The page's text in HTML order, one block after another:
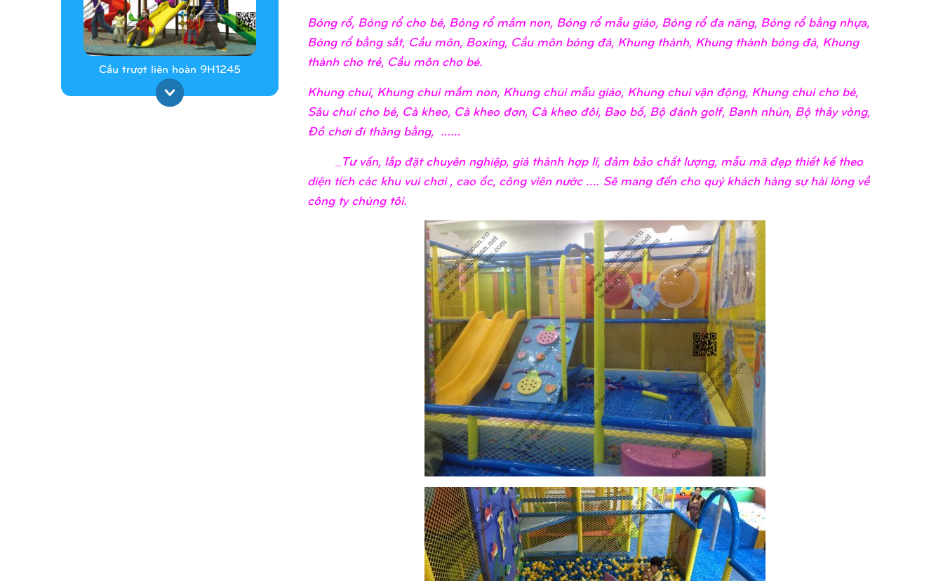
Cầu trượt liên hoàn 9H1245
Bóng rổ, Bóng rổ cho bé, Bóng rổ mầm non, Bóng rổ mẫu giáo, Bóng rổ đa năng, Bóng rổ bằng nhựa,
Bóng rổ bằng sắt, Cầu môn, Boxing, Cầu môn bóng đá, Khung thành, Khung thành bóng đá, Khung
thành cho trẻ, Cầu môn cho bé.
Khung chui, Khung chui mầm non, Khung chui mẫu giáo, Khung chui vận động, Khung chui cho bé,
Sâu chui cho bé, Cà kheo, Cà kheo đơn, Cà kheo đôi, Bao bố, Bộ đánh golf, Banh nhún, Bộ thảy vòng,
Đồ chơi đi thăng bằng, ……
_Tư vấn, lắp đặt chuyên nghiệp, giá thành hợp lí, đảm bảo chất lượng, mẫu mã đẹp thiết kế theo
diện tích các khu vui chơi , cao ốc, công viên nước …. Sẽ mang đến cho quý khách hàng sự hài lòng về
công ty chúng tôi.